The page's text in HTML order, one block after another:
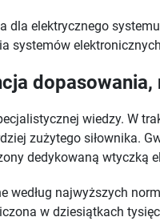
dla elektrycznego
systemów
wiedzy. W
zużytego siłownika.
dedykowaną
według najwyższych
w dziesiątkach